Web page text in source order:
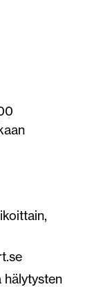
hälytysten